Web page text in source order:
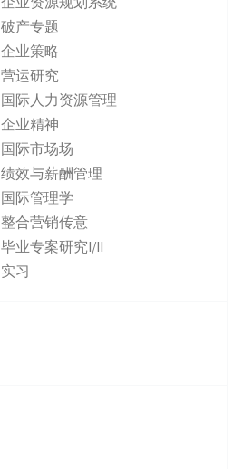
破产专题
企业策略
营运研究
国际人力资源管理
企业精神
国际市场场
绩效与薪酬管理
国际管理学
整合营销传意
毕业专案研究I/II
实习